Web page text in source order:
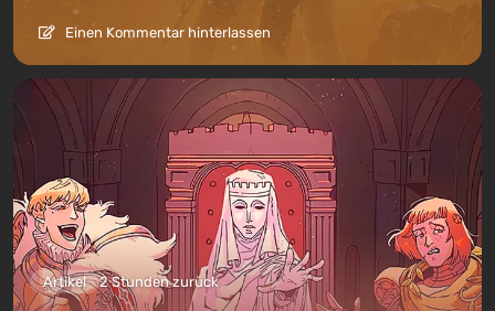
Einen Kommentar hinterlassen
Artikel 2 Stunden zurück